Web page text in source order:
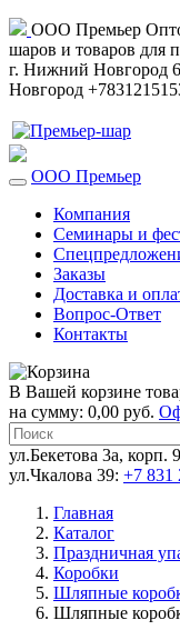
ООО Премьер
шаров и товаров для
г. Нижний Новгород
Новгород
ООО Премьер
Компания
Семинары и
Заказы
Доставка и
Вопрос-Ответ
Контакты
В Вашей корзине
на сумму: 0,00 руб.
ул.Бекетова 3а, корп.
ул.Чкалова 39: +7 831
Главная
Каталог
Праздничная
Коробки
Шляпные
Шляпные